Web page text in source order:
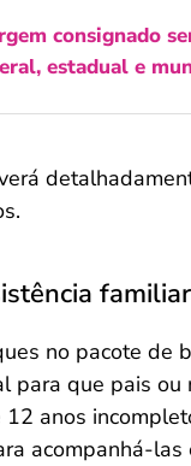
consignado
estadual e
familiar
no pacote de
para que pais ou
12 anos
acompanhá-las